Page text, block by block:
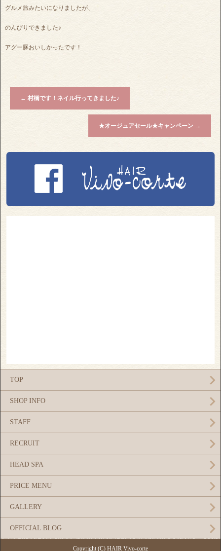
グルメ旅みたいになりましたが、
のんびりできました♪
アグー豚おいしかったです！
← 村橋です！ネイル行ってきました♪
★オージュアセール★キャンペーン →
TOP
SHOP INFO
STAFF
RECRUIT
HEAD SPA
PRICE MENU
GALLERY
OFFICIAL BLOG
Copyright (C) HAIR Vivo-corte